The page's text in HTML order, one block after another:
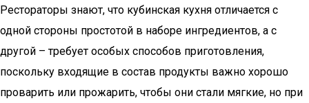
Рестораторы знают, что кубинская кухня отличается с
одной стороны простотой в наборе ингредиентов, а с
другой – требует особых способов приготовления,
поскольку входящие в состав продукты важно хорошо
проварить или прожарить, чтобы они стали мягкие, но при